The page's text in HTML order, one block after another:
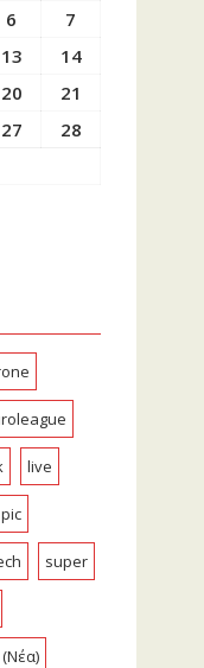
6
7
13
14
20
21
27
28
live
pic
super